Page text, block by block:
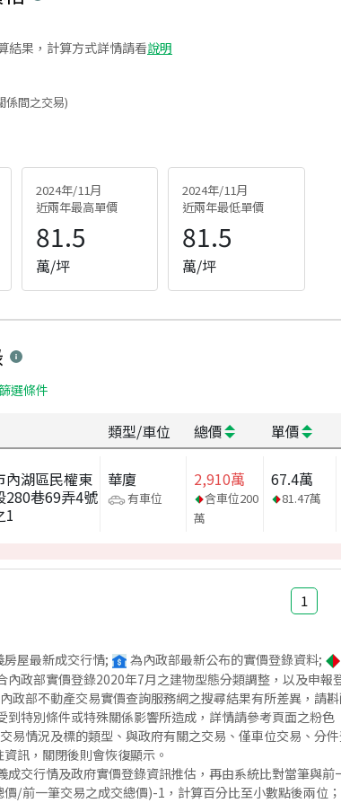
結果，計算方式詳情請看說明
係間之交易)
2024年/11月
近兩年最高單價
81.5
萬/坪
2024年/11月
近兩年最低單價
81.5
萬/坪
選條件
類型/車位 總價 單價
內湖區民權東
280巷69弄4號
1
華廈
有車位
2,910萬
含車位200
萬
67.4萬
81.47萬
1
房屋最新成交行情; 為內政部最新公布的實價登錄資料;
內政部實價登錄2020年7月之建物型態分類調整，以及申
政部不動產交易實價查詢服務網之搜尋結果有所差異，請斟
到特別條件或特殊關係影響所造成，詳情請參考頁面之粉
易情況及標的類型、與政府有關之交易、僅車位交易、分
訊，關閉後則會恢復顯示。
成交行情及政府實價登錄資訊推估，再由系統比對當筆與
/前一筆交易之成交總價)-1，計算百分比至小數點後兩位